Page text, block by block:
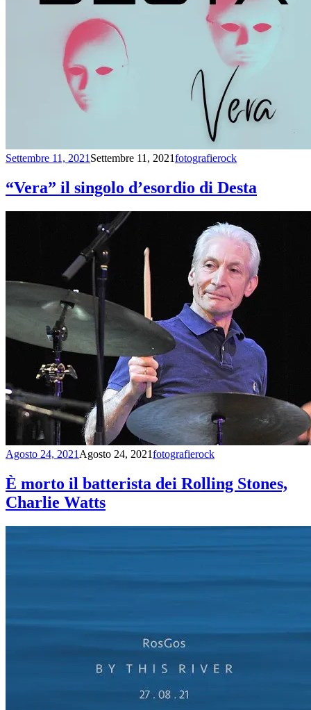
Settembre 11, 2021 Settembre 11, 2021fotografierock
“Vera” il singolo d’esordio di Desta
Agosto 24, 2021 Agosto 24, 2021fotografierock
È morto il batterista dei Rolling Stones,
Charlie Watts